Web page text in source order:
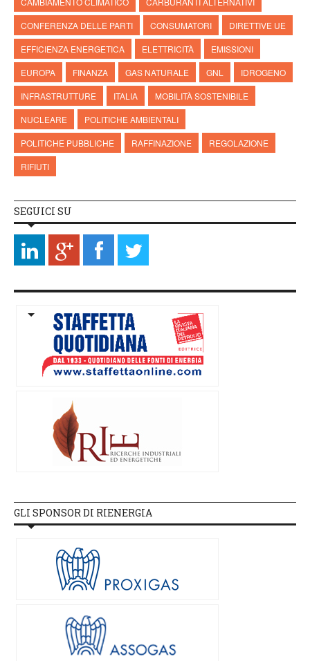
CONFERENZA DELLE PARTI
CONSUMATORI
DIRETTIVE UE
EFFICIENZA ENERGETICA
ELETTRICITÀ
EMISSIONI
EUROPA
FINANZA GAS NATURALE GNL
IDROGENO
INFRASTRUTTURE
ITALIA
MOBILITÀ SOSTENIBILE
NUCLEARE
POLITICHE AMBIENTALI
POLITICHE PUBBLICHE
RAFFINAZIONE
REGOLAZIONE
RIFIUTI
SEGUICI SU
GLI SPONSOR DI RIENERGIA